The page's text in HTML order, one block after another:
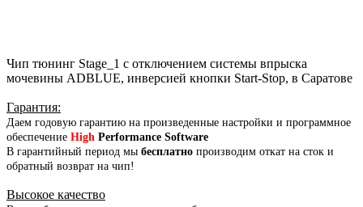
Чип тюнинг Stage_1 с отключением системы впрыска
мочевины ADBLUE, инверсией кнопки Start-Stop, в Саратове
Гарантия:
Даем годовую гарантию на произведенные настройки и программное
обеспечение High Performance Software
В гарантийный период мы бесплатно производим откат на сток и
обратный возврат на чип!
Высокое качество